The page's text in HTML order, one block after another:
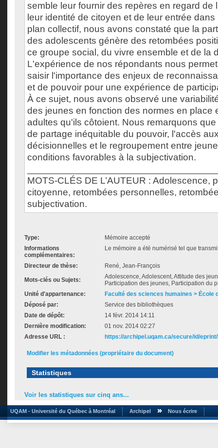
semble leur fournir des repères en regard de
leur identité de citoyen et de leur entrée
plan collectif, nous avons constaté que la
des adolescents génère des retombées
ce groupe social, du vivre ensemble et de la
L'expérience de nos répondants nous
saisir l'importance des enjeux de
et de pouvoir pour une expérience de
À ce sujet, nous avons observé une
des jeunes en fonction des normes en place
adultes qu'ils côtoient. Nous remarquons
de partage inéquitable du pouvoir, l'accès
décisionnelles et le regroupement entre
conditions favorables à la subjectivation.
MOTS-CLÉS DE L’AUTEUR : Adolescence,
citoyenne, retombées personnelles,
subjectivation.
Type:
Mémoire accepté
Informations
complémentaires:
Le mémoire a été numérisé tel que
Directeur de thèse: René, Jean-François
Mots-clés ou Sujets:
Adolescence, Adolescent, Attitude des
Participation des jeunes, Participation du
Unité d'appartenance:
Faculté des sciences humaines > École
Déposé par:
Service des bibliothèques
Date de dépôt:
14 févr. 2014 14:11
Dernière modification:
01 nov. 2014 02:27
Adresse URL :
https://archipel.uqam.ca/secure/id/
Modifier les métadonnées (propriétaire du document)
Statistiques
Voir les statistiques sur cinq ans...
UQAM - Université du Québec à Montréal Archipel Nous écrire